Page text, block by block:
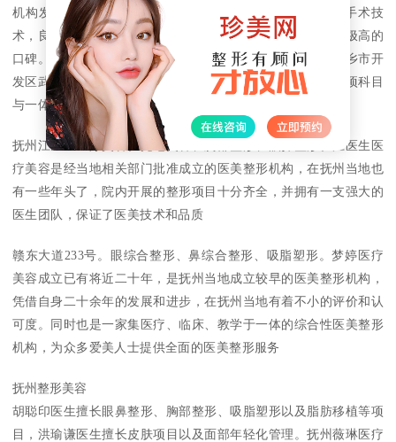
机构发展数十年，赢得了市场的高度认证和肯定，娴熟的手术技
术，良好的服务理念，无论在行业还是客户当中都建立起了极高的
口碑。萍乡市人民医院整形科成立的时间比较长，坐落于萍乡市开
发区武功山中大道，而且是一所基于科研医疗教学环保的多项科目
与一体的整形医院
抚州江医生医疗美容。光电美容、胸部整形、眼鼻整形。江医生医
疗美容是经当地相关部门批准成立的医美整形机构，在抚州当地也
有一些年头了，院内开展的整形项目十分齐全，并拥有一支强大的
医生团队，保证了医美技术和品质
赣东大道233号。眼综合整形、鼻综合整形、吸脂塑形。梦婷医疗
美容成立已有将近二十年，是抚州当地成立较早的医美整形机构，
凭借自身二十余年的发展和进步，在抚州当地有着不小的评价和认
可度。同时也是一家集医疗、临床、教学于一体的综合性医美整形
机构，为众多爱美人士提供全面的医美整形服务
抚州整形美容
胡聪印医生擅长眼鼻整形、胸部整形、吸脂塑形以及脂肪移植等项
目，洪瑜谦医生擅长皮肤项目以及面部年轻化管理。抚州薇琳医疗